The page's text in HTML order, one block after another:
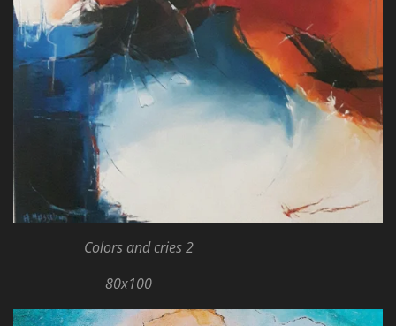
Colors and cries 2
80x100